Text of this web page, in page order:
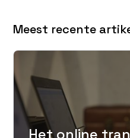
Meest recente
Het online